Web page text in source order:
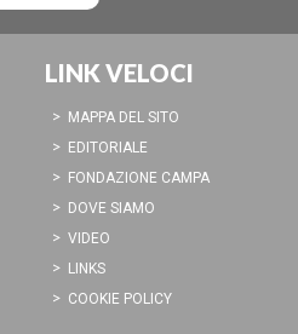
LINK VELOCI
MAPPA DEL SITO
EDITORIALE
FONDAZIONE CAMPA
DOVE SIAMO
VIDEO
LINKS
COOKIE POLICY